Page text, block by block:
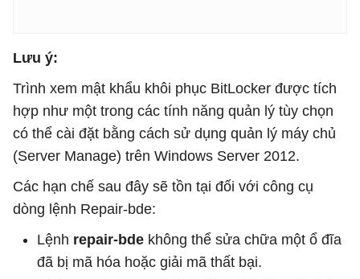
Lưu ý:
Trình xem mật khẩu khôi phục BitLocker được tích
hợp như một trong các tính năng quản lý tùy chọn
có thể cài đặt bằng cách sử dụng quản lý máy chủ
(Server Manage) trên Windows Server 2012.
Các hạn chế sau đây sẽ tồn tại đối với công cụ
dòng lệnh Repair-bde:
Lệnh repair-bde không thể sửa chữa một ổ đĩa
đã bị mã hóa hoặc giải mã thất bại.